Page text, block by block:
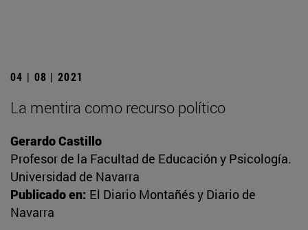
04 | 08 | 2021
La mentira como recurso político
Gerardo Castillo
Profesor de la Facultad de Educación y Psicología.
Universidad de Navarra
Publicado en: El Diario Montañés y Diario de
Navarra